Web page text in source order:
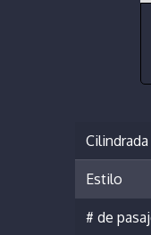
Cilindrada
Estilo
# de